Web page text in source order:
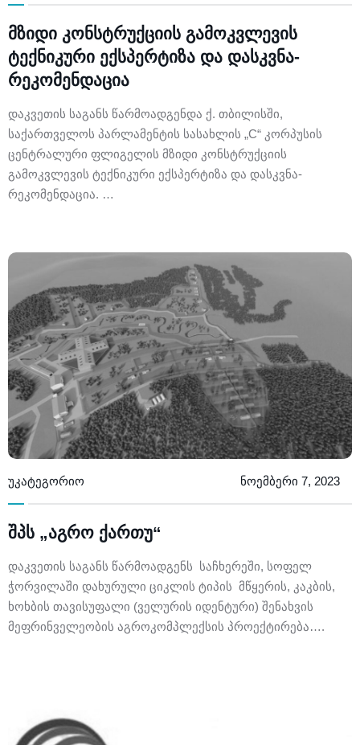
მზიდი კონსტრუქციის გამოკვლევის
ტექნიკური ექსპერტიზა და დასკვნა-
რეკომენდაცია
დაკვეთის საგანს წარმოადგენდა ქ. თბილისში,
საქართველოს პარლამენტის სასახლის „C“ კორპუსის
ცენტრალური ფლიგელის მზიდი კონსტრუქციის
გამოკვლევის ტექნიკური ექსპერტიზა და დასკვნა-
რეკომენდაცია. …
უკატეგორიო ნოემბერი 7, 2023
შპს „აგრო ქართუ“
დაკვეთის საგანს წარმოადგენს საჩხერეში, სოფელ
ჭორვილაში დახურული ციკლის ტიპის მწყერის, კაკბის,
ხოხბის თავისუფალი (ველურის იდენტური) შენახვის
მეფრინველეობის აგროკომპლექსის პროექტირება….